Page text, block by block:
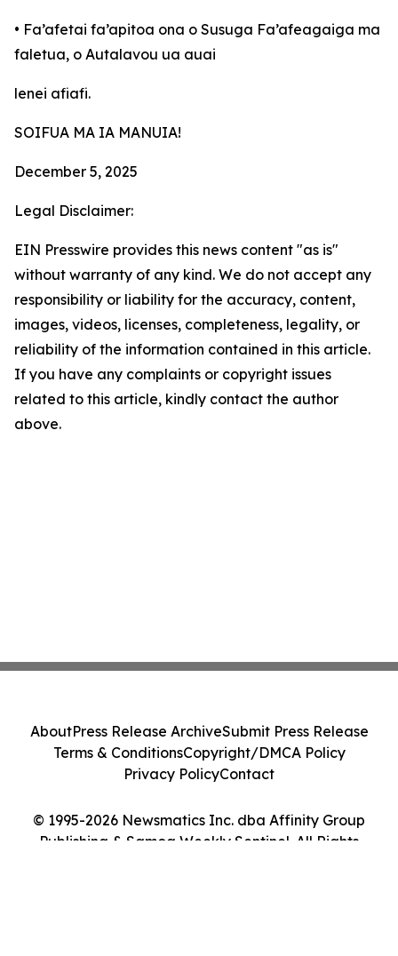
• Fa’afetai fa’apitoa ona o Susuga Fa’afeagaiga ma
faletua, o Autalavou ua auai
lenei afiafi.
SOIFUA MA IA MANUIA!
December 5, 2025
Legal Disclaimer:
EIN Presswire provides this news content "as is"
without warranty of any kind. We do not accept any
responsibility or liability for the accuracy, content,
images, videos, licenses, completeness, legality, or
reliability of the information contained in this article.
If you have any complaints or copyright issues
related to this article, kindly contact the author
above.
© 1995-2026 Newsmatics Inc. dba Affinity Group
Publishing & Samoa Weekly Sentinel. All Rights
AboutPress Release ArchiveSubmit Press Release
Terms & ConditionsCopyright/DMCA Policy
Privacy PolicyContact